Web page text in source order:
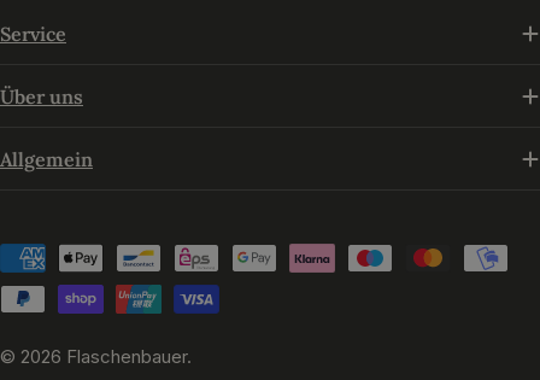
Service
Über uns
Allgemein
Zahlungsmethoden
© 2026 Flaschenbauer.